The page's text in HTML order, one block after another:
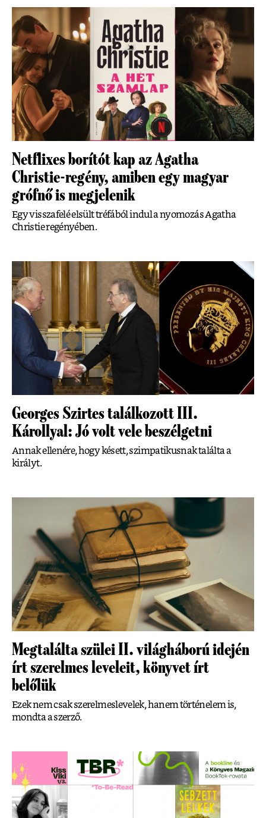
Netflixes borítót kap az Agatha
Christie-regény, amiben egy magyar
grófnő is megjelenik
Egy visszafelé elsült tréfából indul a nyomozás Agatha
Christie regényében.
Georges Szirtes találkozott III.
Károllyal: Jó volt vele beszélgetni
Annak ellenére, hogy késett, szimpatikusnak találta a
királyt.
Megtalálta szülei II. világháború idején
írt szerelmes leveleit, könyvet írt
belőlük
Ezek nem csak szerelmeslevelek, hanem történelem is,
mondta a szerző.